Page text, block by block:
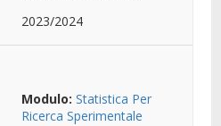
2023/2024
Modulo: Statistica Per
Ricerca Sperimentale